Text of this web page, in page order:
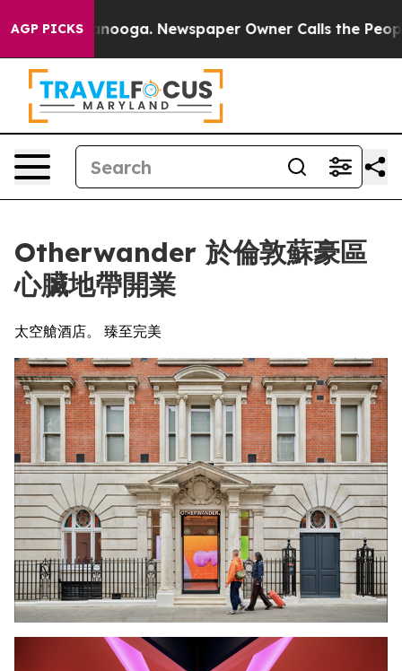
AGP PICKS Newspaper Owner Calls the People
Otherwander 於倫敦蘇豪區
心臟地帶開業
太空艙酒店。 臻至完美